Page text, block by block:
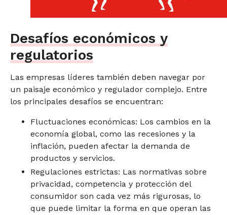
Desafíos económicos y
regulatorios
Las empresas líderes también deben navegar por
un paisaje económico y regulador complejo. Entre
los principales desafíos se encuentran:
Fluctuaciones económicas: Los cambios en la
economía global, como las recesiones y la
inflación, pueden afectar la demanda de
productos y servicios.
Regulaciones estrictas: Las normativas sobre
privacidad, competencia y protección del
consumidor son cada vez más rigurosas, lo
que puede limitar la forma en que operan las